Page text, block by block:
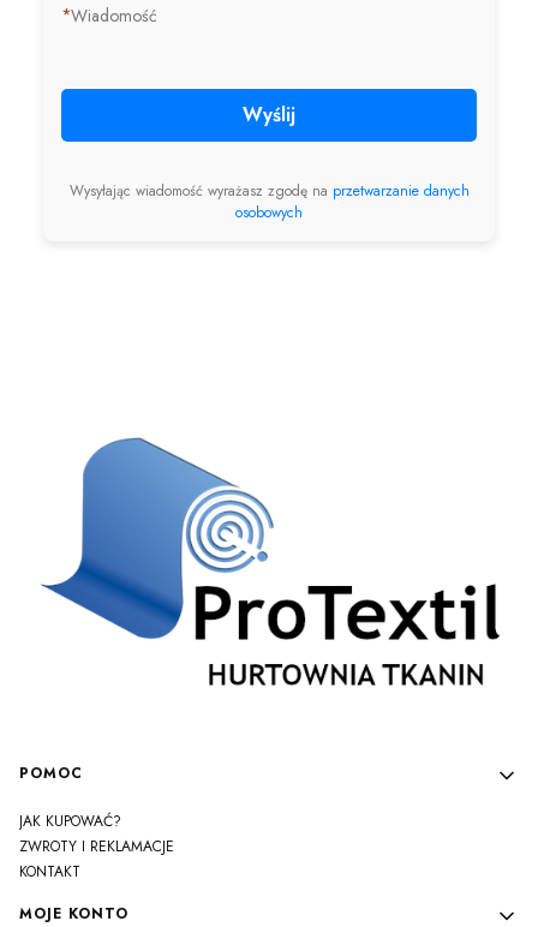
*Wiadomość
Wyślij
Wysyłając wiadomość wyrażasz zgodę na przetwarzanie danych
osobowych
Linki w stopce
POMOC
JAK KUPOWAĆ?
ZWROTY I REKLAMACJE
KONTAKT
MOJE KONTO